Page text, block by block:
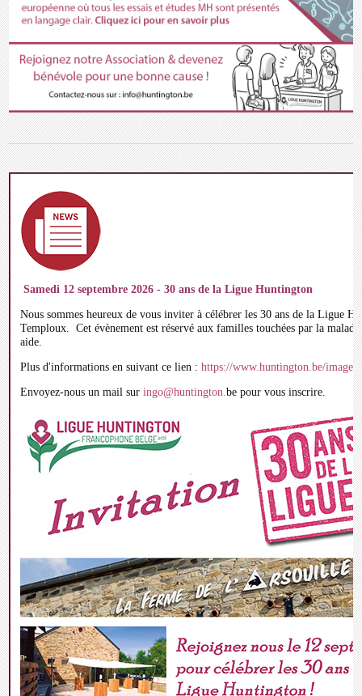
Samedi 12 septembre 2026 - 30 ans de la Ligue Huntington
Nous sommes heureux de vous inviter à célébrer les 30 ans de la Ligue
Temploux. Cet évènement est réservé aux familles touchées par la
aide.
Plus d'informations en suivant ce lien :https://www.huntington.be/
Envoyez-nous un mail suringo@huntington.be pour vous inscrire.